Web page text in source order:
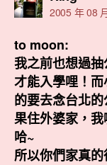
示:
2005 年 08
to moon:
我之前也想過
才能入學哩！
的要去念台北
果住外婆家，
哈~
所以你們家真的